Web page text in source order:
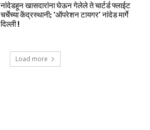
नांदेडहून खासदारांना घेऊन गेलेले ते चार्टर्ड फ्लाईट
चर्चेच्या केंद्रस्थानी; ‘ऑपरेशन टायगर’ नांदेड मार्गे
दिल्ली !
Load more